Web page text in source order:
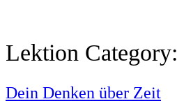
Lektion Category:
Dein Denken über Zeit